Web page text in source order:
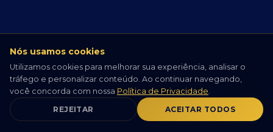
Nós usamos cookies
Utilizamos cookies para melhorar sua experiência, analisar o
tráfego e personalizar conteúdo. Ao continuar navegando,
você concorda com nossa Política de Privacidade.
REJEITAR
ACEITAR TODOS